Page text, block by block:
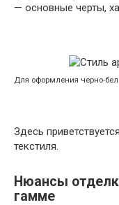
— основные черты,
Для оформления черно-
Здесь
текстиля.
Нюансы
гамме